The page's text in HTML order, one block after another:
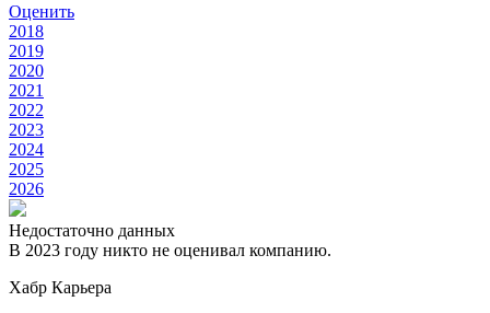
Оценить
2018
2019
2020
2021
2022
2023
2024
2025
2026
Недостаточно данных
В 2023 году никто не оценивал компанию.
Хабр Карьера